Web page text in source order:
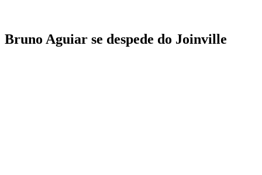
Bruno Aguiar se despede do Joinville